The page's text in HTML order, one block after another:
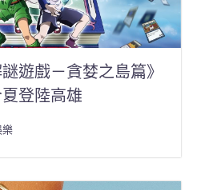
遊戲－貪婪之島篇》
登陸高雄
樂